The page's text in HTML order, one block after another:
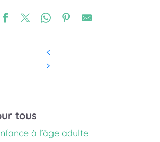
tous
à l’âge adulte